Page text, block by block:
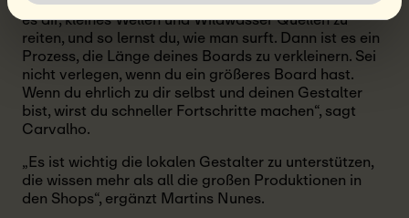
es dir, kleines Wellen und Wildwasser Quellen zu
reiten, und so lernst du, wie man surft. Dann ist es ein
Prozess, die Länge deines Boards zu verkleinern. Sei
nicht verlegen, wenn du ein größeres Board hast.
Wenn du ehrlich zu dir selbst und deinen Gestalter
bist, wirst du schneller Fortschritte machen“, sagt
Carvalho.
„Es ist wichtig die lokalen Gestalter zu unterstützen,
die wissen mehr als all die großen Produktionen in
den Shops“, ergänzt Martins Nunes.